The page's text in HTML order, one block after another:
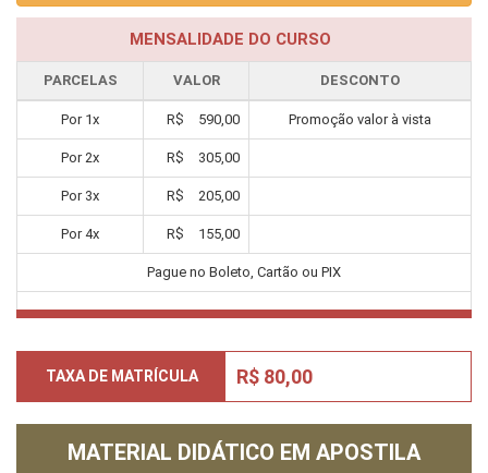
MENSALIDADE DO CURSO
PARCELAS VALOR DESCONTO
Por 1x R$ 590,00 Promoção valor à vista
Por 2x R$ 305,00
Por 3x R$ 205,00
Por4x R$ 155,00
Pague no Boleto, Cartão ou PIX
TAXA DE MATRÍCULA R$ 80,00
MATERIAL DIDÁTICO EM APOSTILA